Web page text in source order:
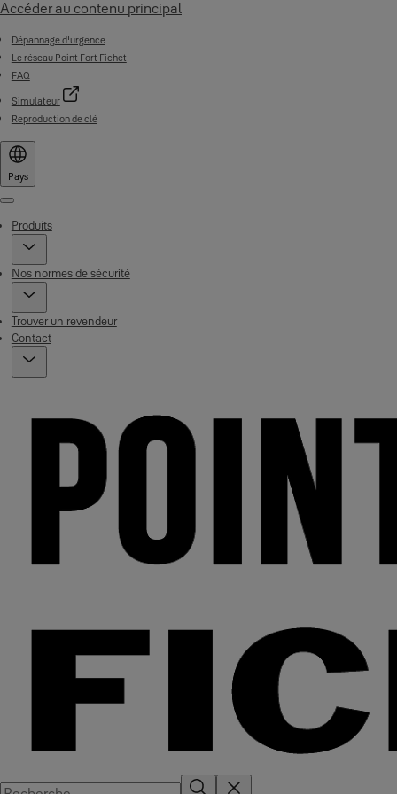
Accéder au contenu principal
Dépannage d'urgence
Le réseau Point Fort Fichet
FAQ
Simulateur
Reproduction de clé
Pays
Menu
Produits
Nos normes de sécurité
Trouver un revendeur
Contact